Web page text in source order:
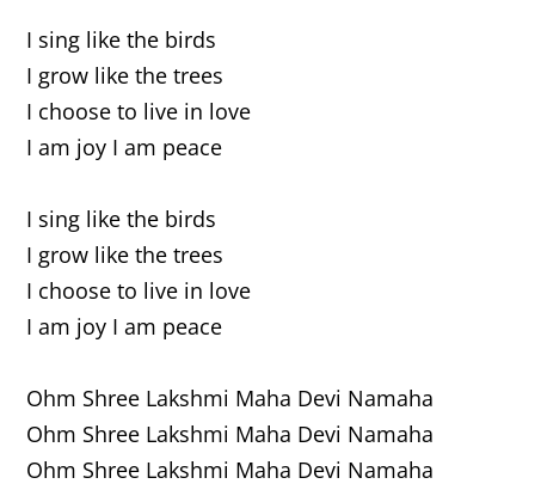
I sing like the birds
I grow like the trees
I choose to live in love
I am joy I am peace
I sing like the birds
I grow like the trees
I choose to live in love
I am joy I am peace
Ohm Shree Lakshmi Maha Devi Namaha
Ohm Shree Lakshmi Maha Devi Namaha
Ohm Shree Lakshmi Maha Devi Namaha